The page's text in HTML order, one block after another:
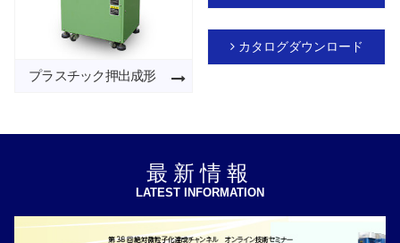
プラスチック押出成形
カタログダウンロード
最新情報
LATEST INFORMATION